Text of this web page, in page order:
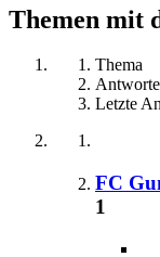
Themen mit
Thema
Letzte
FC
1